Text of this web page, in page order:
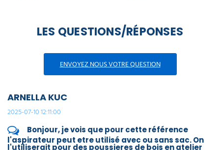
LES QUESTIONS/RÉPONSES
ENVOYEZ NOUS VOTRE QUESTION
ARNELLA KUC
2025-07-10 12:11:00
Bonjour, je vois que pour cette référence
l'aspirateur peut etre utilisé avec ou sans sac. On
l'utiliserait pour des poussieres de bois en atelier